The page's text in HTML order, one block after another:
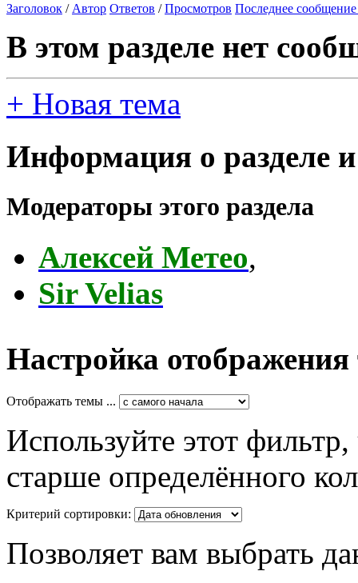
Заголовок / Автор Ответов /Просмотров Последнее сообщение
В этом разделе нет
+ Новая тема
Информация о разделе
Модераторы этого раздела
Алексей Метео,
Sir Velias
Настройка отображения
Отображать темы ...
Используйте этот
старше определённого
Критерий сортировки:
Позволяет вам выбрать